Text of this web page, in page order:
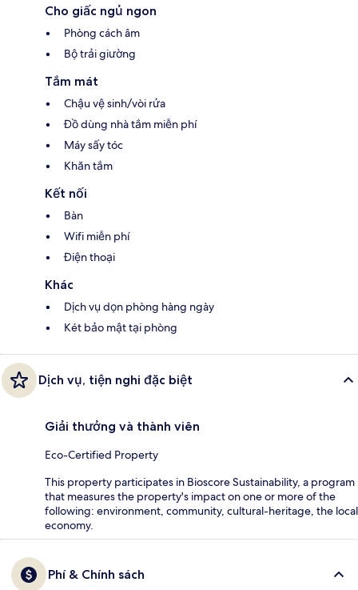
Cho giấc ngủ ngon
Phòng cách âm
Bộ trải giường
Tắm mát
Chậu vệ sinh/vòi rửa
Đồ dùng nhà tắm miễn phí
Máy sấy tóc
Khăn tắm
Kết nối
Bàn
Wifi miễn phí
Điện thoại
Khác
Dịch vụ dọn phòng hàng ngày
Két bảo mật tại phòng
Dịch vụ, tiện nghi đặc biệt
Giải thưởng và thành viên
Eco-Certified Property
This property participates in Bioscore Sustainability, a program
that measures the property's impact on one or more of the
following: environment, community, cultural-heritage, the local
economy.
Phí & Chính sách